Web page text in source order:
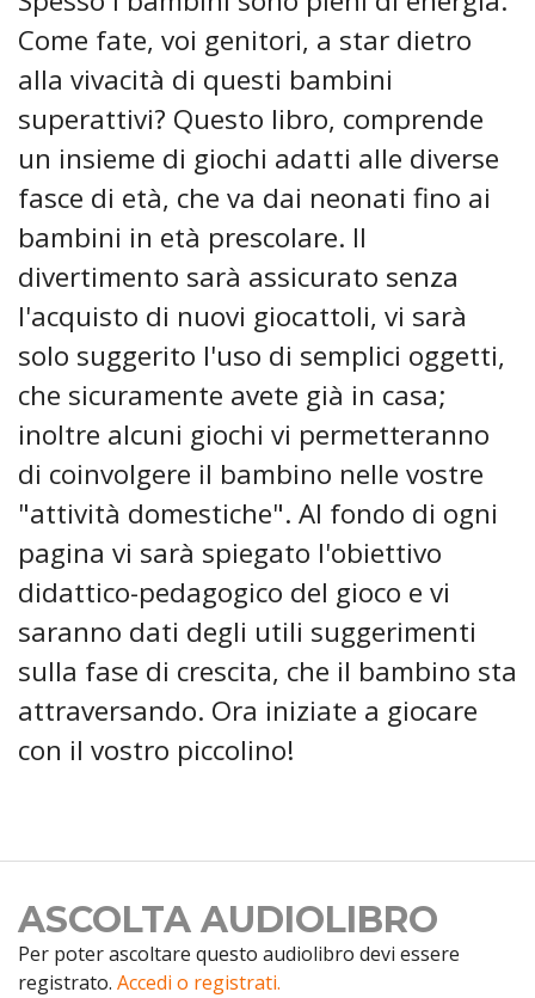
Come fate, voi genitori, a star dietro
alla vivacità di questi bambini
superattivi? Questo libro, comprende
un insieme di giochi adatti alle diverse
fasce di età, che va dai neonati fino ai
bambini in età prescolare. Il
divertimento sarà assicurato senza
l'acquisto di nuovi giocattoli, vi sarà
solo suggerito l'uso di semplici oggetti,
che sicuramente avete già in casa;
inoltre alcuni giochi vi permetteranno
di coinvolgere il bambino nelle vostre
"attività domestiche". Al fondo di ogni
pagina vi sarà spiegato l'obiettivo
didattico-pedagogico del gioco e vi
saranno dati degli utili suggerimenti
sulla fase di crescita, che il bambino sta
attraversando. Ora iniziate a giocare
con il vostro piccolino!
ASCOLTA AUDIOLIBRO
Per poter ascoltare questo audiolibro devi essere
registrato. Accedi o registrati.